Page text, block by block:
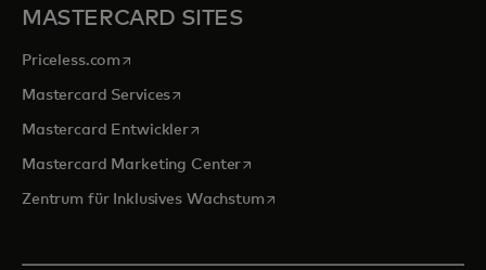
MASTERCARD SITES
Priceless.com wird in einer neuen Registerkarte geöffnet
Mastercard Serviceswird in einer neuen Registerkarte geöffnet
Mastercard Entwicklerwird in einer neuen Registerkarte
Mastercard Marketing Centerwird in einer neuen
Zentrum für Inklusives Wachstumwird in einer neuen